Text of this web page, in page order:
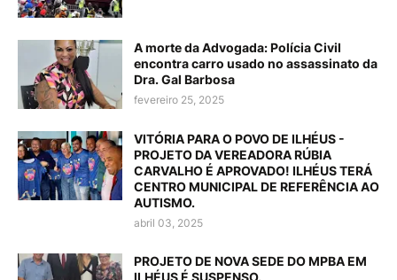
A morte da Advogada: Polícia Civil
encontra carro usado no assassinato da
Dra. Gal Barbosa
fevereiro 25, 2025
VITÓRIA PARA O POVO DE ILHÉUS -
PROJETO DA VEREADORA RÚBIA
CARVALHO É APROVADO! ILHÉUS TERÁ
CENTRO MUNICIPAL DE REFERÊNCIA AO
AUTISMO.
abril 03, 2025
PROJETO DE NOVA SEDE DO MPBA EM
ILHÉUS É SUSPENSO.